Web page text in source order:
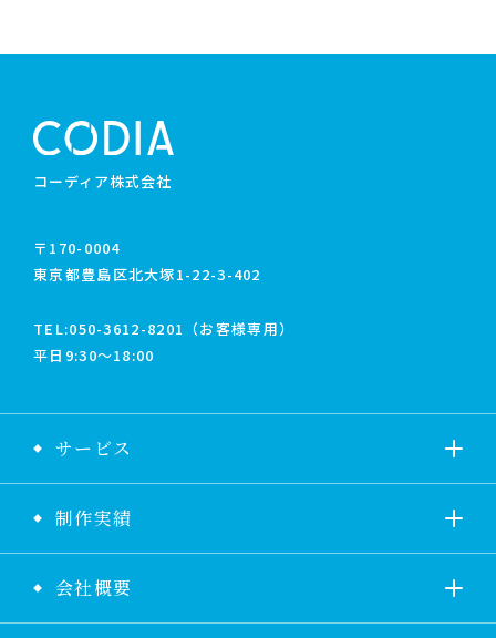
コーディア株式会社
〒170-0004
東京都豊島区北大塚1-22-3-402
TEL:050-3612-8201（お客様専用）
平日9:30〜18:00
サービス
制作実績
会社概要